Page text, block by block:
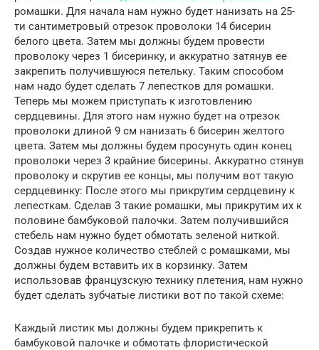
ромашки. Для начала нам нужно будет нанизать на 25-
ти сантиметровый отрезок проволоки 14 бисерин
белого цвета. Затем мы должны будем провести
проволоку через 1 бисеринку, и аккуратно затянув ее
закрепить получившуюся петельку. Таким способом
нам надо будет сделать 7 лепестков для ромашки.
Теперь мы можем приступать к изготовлению
сердцевины. Для этого нам нужно будет на отрезок
проволоки длиной 9 см нанизать 6 бисерин желтого
цвета. Затем мы должны будем просунуть один конец
проволоки через 3 крайние бисерины. Аккуратно стянув
проволоку и скрутив ее концы, мы получим вот такую
сердцевинку: После этого мы прикрутим сердцевину к
лепесткам. Сделав 3 такие ромашки, мы прикрутим их к
половине бамбуковой палочки. Затем получившийся
стебель нам нужно будет обмотать зеленой ниткой.
Создав нужное количество стеблей с ромашками, мы
должны будем вставить их в корзинку. Затем
использовав французскую технику плетения, нам нужно
будет сделать зубчатые листики вот по такой схеме:
Каждый листик мы должны будем прикрепить к
бамбуковой палочке и обмотать флористической